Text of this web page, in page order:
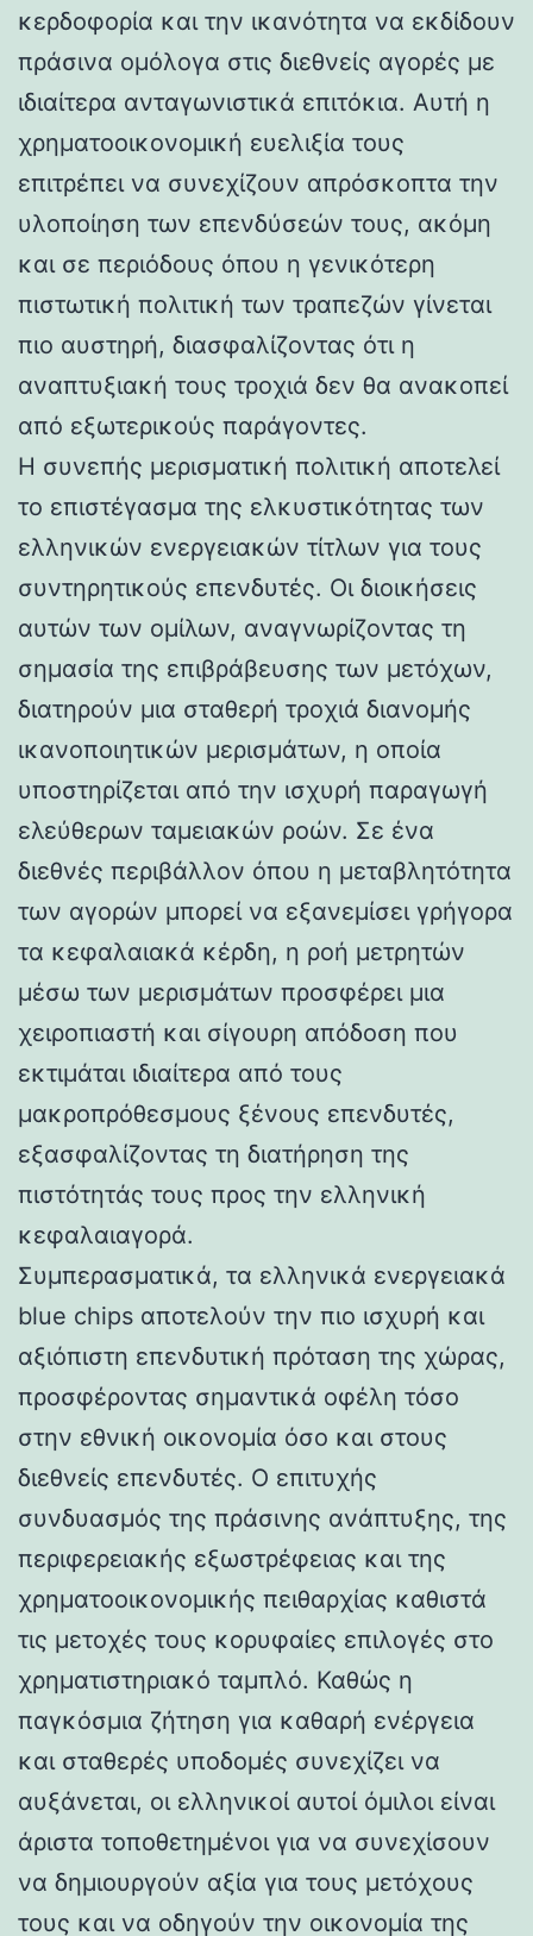
κερδοφορία και την ικανότητα να εκδίδουν
πράσινα ομόλογα στις διεθνείς αγορές με
ιδιαίτερα ανταγωνιστικά επιτόκια. Αυτή η
χρηματοοικονομική ευελιξία τους
επιτρέπει να συνεχίζουν απρόσκοπτα την
υλοποίηση των επενδύσεών τους, ακόμη
και σε περιόδους όπου η γενικότερη
πιστωτική πολιτική των τραπεζών γίνεται
πιο αυστηρή, διασφαλίζοντας ότι η
αναπτυξιακή τους τροχιά δεν θα ανακοπεί
από εξωτερικούς παράγοντες.
Η συνεπής μερισματική πολιτική αποτελεί
το επιστέγασμα της ελκυστικότητας των
ελληνικών ενεργειακών τίτλων για τους
συντηρητικούς επενδυτές. Οι διοικήσεις
αυτών των ομίλων, αναγνωρίζοντας τη
σημασία της επιβράβευσης των μετόχων,
διατηρούν μια σταθερή τροχιά διανομής
ικανοποιητικών μερισμάτων, η οποία
υποστηρίζεται από την ισχυρή παραγωγή
ελεύθερων ταμειακών ροών. Σε ένα
διεθνές περιβάλλον όπου η μεταβλητότητα
των αγορών μπορεί να εξανεμίσει γρήγορα
τα κεφαλαιακά κέρδη, η ροή μετρητών
μέσω των μερισμάτων προσφέρει μια
χειροπιαστή και σίγουρη απόδοση που
εκτιμάται ιδιαίτερα από τους
μακροπρόθεσμους ξένους επενδυτές,
εξασφαλίζοντας τη διατήρηση της
πιστότητάς τους προς την ελληνική
κεφαλαιαγορά.
Συμπερασματικά, τα ελληνικά ενεργειακά
blue chips αποτελούν την πιο ισχυρή και
αξιόπιστη επενδυτική πρόταση της χώρας,
προσφέροντας σημαντικά οφέλη τόσο
στην εθνική οικονομία όσο και στους
διεθνείς επενδυτές. Ο επιτυχής
συνδυασμός της πράσινης ανάπτυξης, της
περιφερειακής εξωστρέφειας και της
χρηματοοικονομικής πειθαρχίας καθιστά
τις μετοχές τους κορυφαίες επιλογές στο
χρηματιστηριακό ταμπλό. Καθώς η
παγκόσμια ζήτηση για καθαρή ενέργεια
και σταθερές υποδομές συνεχίζει να
αυξάνεται, οι ελληνικοί αυτοί όμιλοι είναι
άριστα τοποθετημένοι για να συνεχίσουν
να δημιουργούν αξία για τους μετόχους
τους και να οδηγούν την οικονομία της